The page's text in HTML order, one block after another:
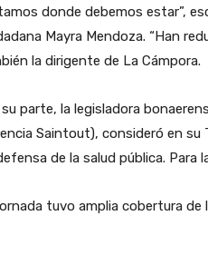
donde debemos estar”,
Mayra Mendoza. “Han
la dirigente de La Cámpora.
su parte, la legisladora
Saintout), consideró en su
de la salud pública. Para
tuvo amplia cobertura